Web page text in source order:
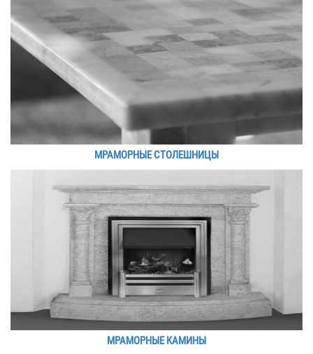
МРАМОРНЫЕ СТОЛЕШНИЦЫ
МРАМОРНЫЕ КАМИНЫ